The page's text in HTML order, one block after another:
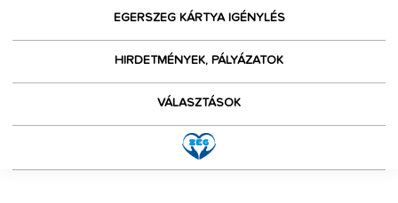
EGERSZEG KÁRTYA IGÉNYLÉS
HIRDETMÉNYEK, PÁLYÁZATOK
VÁLASZTÁSOK